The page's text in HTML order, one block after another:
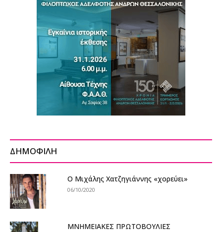
ΔΗΜΟΦΙΛΗ
Ο Μιχάλης Χατζηγιάννης «χορεύει»
06/10/2020
ΜΝΗΜΕΙΑΚΕΣ ΠΡΩΤΟΒΟΥΛΙΕΣ